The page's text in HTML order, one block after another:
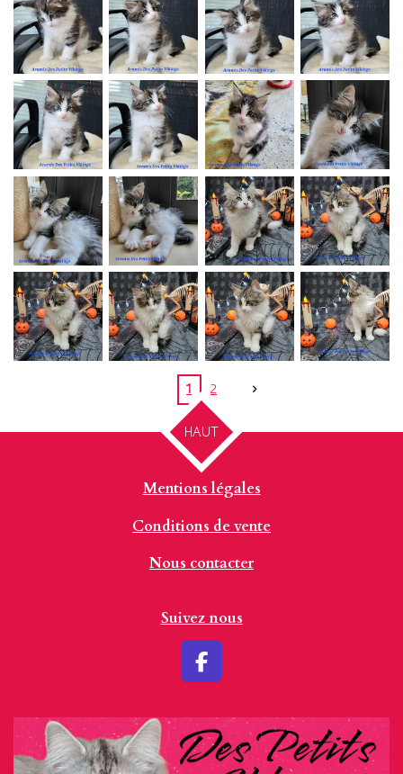
1 2
HAUT
Mentions légales
Conditions de vente
Nous contacter
Suivez nous
F
e
b